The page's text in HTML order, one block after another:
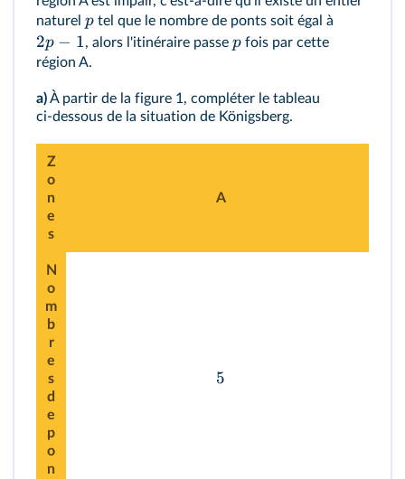
naturel p tel que le nombre de ponts soit égal à
2p − 1, alors l'itinéraire passe pfois par cette
région A.
a)À partir de la figure 1, compléter le tableau
ci‑dessous de la situation de Königsberg.
Z
o
n
e
s
A
N
o
m
b
r
e
s
d
e
p
o
n
5